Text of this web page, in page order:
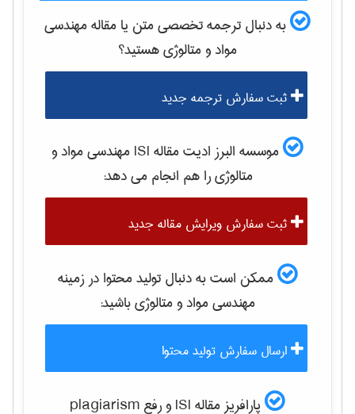
به دنبال ترجمه تخصصی متن یا مقالهمهندسی
مواد و متالوژیهستید؟
ثبت سفارش ترجمه جدید
موسسه البرز ادیت مقاله ISI
مهندسی مواد و
متالوژیرا هم انجام می دهد:
ثبت سفارش ویرایش مقاله جدید
ممکن است به دنبال تولید محتوا در زمینه
مهندسی مواد و متالوژیباشید:
ارسال سفارش تولید محتوا
پارافریز مقاله ISI و رفع plagiarism